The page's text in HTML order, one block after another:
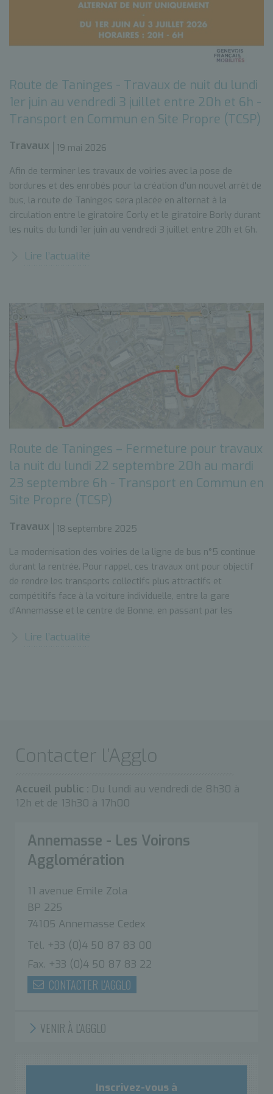
Route de Taninges - Travaux de nuit du lundi
1er juin au vendredi 3 juillet entre 20h et 6h -
Transport en Commun en Site Propre (TCSP)
Travaux
19 mai 2026
Afin de terminer les travaux de voiries avec la pose de
bordures et des enrobés pour la création d'un nouvel arrêt de
bus, la route de Taninges sera placée en alternat à la
circulation entre le giratoire Corly et le giratoire Borly durant
les nuits du lundi 1er juin au vendredi 3 juillet entre 20h et 6h.
Lire l’actualité
Route de Taninges – Fermeture pour travaux
la nuit du lundi 22 septembre 20h au mardi
23 septembre 6h - Transport en Commun en
Site Propre (TCSP)
Travaux
18 septembre 2025
La modernisation des voiries de la ligne de bus n°5 continue
durant la rentrée. Pour rappel, ces travaux ont pour objectif
de rendre les transports collectifs plus attractifs et
compétitifs face à la voiture individuelle, entre la gare
d'Annemasse et le centre de Bonne, en passant par les
Lire l’actualité
Contacter l’Agglo
Accueil public : Du lundi au vendredi de 8h30 à
12h et de 13h30 à 17h00
Annemasse - Les Voirons
Agglomération
11 avenue Emile Zola
BP 225
74105 Annemasse Cedex
Tél. +33 (0)4 50 87 83 00
Fax. +33 (0)4 50 87 83 22
CONTACTER L'AGGLO
VENIR À L'AGGLO
Inscrivez-vous à